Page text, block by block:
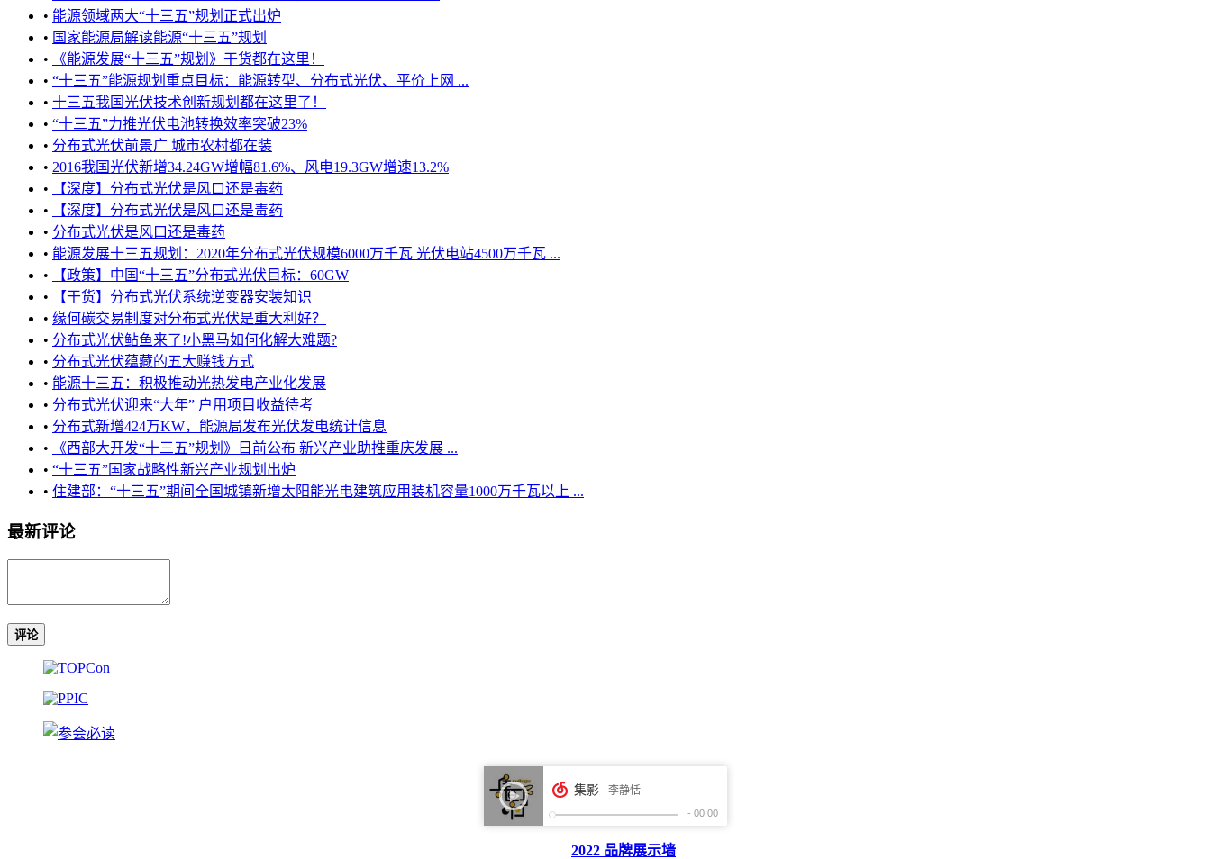
• 能源领域两大“十三五”规划正式出炉
• 国家能源局解读能源“十三五”规划
•
《能源发展“十三五”规划》干货都在这里！
• “十三五”能源规划重点目标：能源转型、分布式光伏、平价上网 ...
• 十三五我国光伏技术创新规划都在这里了！
• “十三五”力推光伏电池转换效率突破23%
• 分布式光伏前景广 城市农村都在装
• 2016我国光伏新增34.24GW增幅81.6%、风电19.3GW增速13.2%
•
【深度】分布式光伏是风口还是毒药
•
【深度】分布式光伏是风口还是毒药
• 分布式光伏是风口还是毒药
• 能源发展十三五规划：2020年分布式光伏规模6000万千瓦 光伏电站4500万千瓦 ...
•
【政策】中国“十三五”分布式光伏目标：60GW
•
【干货】分布式光伏系统逆变器安装知识
• 缘何碳交易制度对分布式光伏是重大利好？
• 分布式光伏鲇鱼来了!小黑马如何化解大难题?
• 分布式光伏蕴藏的五大赚钱方式
• 能源十三五：积极推动光热发电产业化发展
• 分布式光伏迎来“大年” 户用项目收益待考
• 分布式新增424万KW，能源局发布光伏发电统计信息
•
《西部大开发“十三五”规划》日前公布 新兴产业助推重庆发展 ...
• “十三五”国家战略性新兴产业规划出炉
• 住建部：“十三五”期间全国城镇新增太阳能光电建筑应用装机容量1000万千瓦以上 ...
最新评论
评论
2022 品牌展示墙